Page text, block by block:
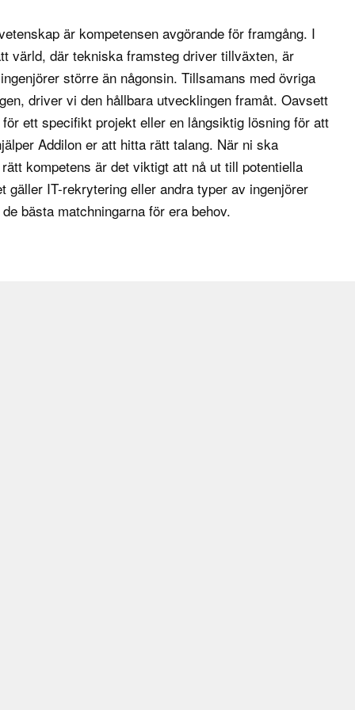
med
ritningar.
från prototyp till
och genomför
arbetar
säkerställa att alla
och system.
genom att
av
och
som driver
företaget
en
är kompetensen avgörande för framgång. I
värld, där tekniska framsteg driver tillväxten, är
större än någonsin. Tillsamans med övriga
, driver vi den hållbara utvecklingen framåt. Oavsett
ett specifikt projekt eller en långsiktig lösning för att
Addilon er att hitta rätt talang. När ni ska
kompetens är det viktigt att nå ut till potentiella
gäller IT-rekrytering eller andra typer av ingenjörer
bästa matchningarna för era behov.